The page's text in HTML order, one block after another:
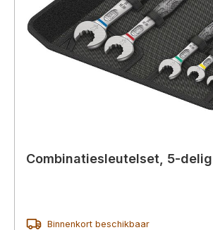
Combinatiesleutelset, 5-delig
Binnenkort beschikbaar